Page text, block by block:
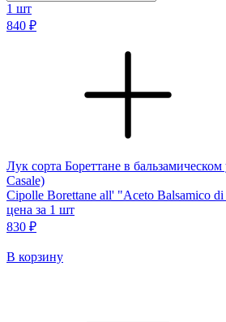
1 шт
840 ₽
Лук сорта Бореттане в
Casale)
Cipolle Borettane all' "Aceto Balsamico
цена за 1 шт
830 ₽
В корзину